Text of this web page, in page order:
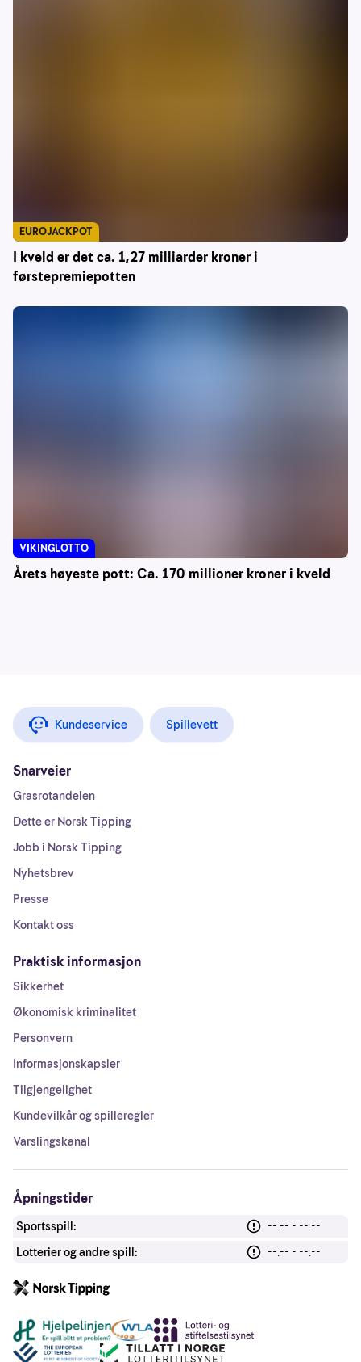
I kveld er det ca. 1,27 milliarder kroner i
førstepremiepotten
EUROJACKPOT
Årets høyeste pott: Ca. 170 millioner kroner i kveld
VIKINGLOTTO
Kundeservice Spillevett
Snarveier
Grasrotandelen
Dette er Norsk Tipping
Jobb i Norsk Tipping
Nyhetsbrev
Presse
Kontakt oss
Praktisk informasjon
Sikkerhet
Økonomisk kriminalitet
Personvern
Informasjonskapsler
Tilgjengelighet
Kundevilkår og spilleregler
Varslingskanal
Åpningstider
Sportsspill:
--:-- - --:--
Lotterier og andre spill:
--:-- - --:--
Andre lenker